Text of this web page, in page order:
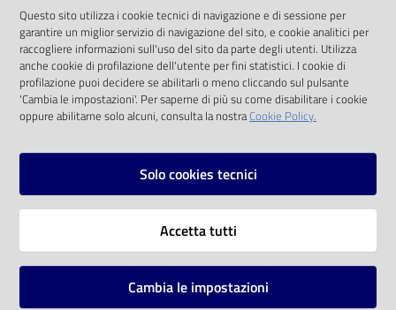
Eventi
Chiedi al
bibliotecario
Avvisi
solo alle condizioni previste dalla direttiva
comunitaria 2003/98/CE e dal d.lgs. 36/2006
SOCIAL
Instagram
Vai alla pagina
Questo sito utilizza i cookie tecnici di navigazione e di sessione per
garantire un miglior servizio di navigazione del sito, e cookie analitici per
raccogliere informazioni sull'uso del sito da parte degli utenti. Utilizza
anche cookie di profilazione dell'utente per fini statistici. I cookie di
profilazione puoi decidere se abilitarli o meno cliccando sul pulsante
'Cambia le impostazioni'. Per saperne di più su come disabilitare i cookie
oppure abilitarne solo alcuni, consulta la nostraCookie Policy.
Solo cookies tecnici
Accetta tutti
Cambia le impostazioni